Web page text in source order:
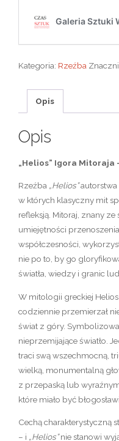
Kategoria: Rzeźba
Opis
Opis
„Helios” Igora Mitoraja
Rzeźba „Helios”autorstwa
w których klasyczny mit
refleksją. Mitoraj, znany
umiejętności
współczesności,
nie po to, by go
światła, wiedzy i granic
W mitologii greckiej Helios
codziennie przemierzał
świat z góry.
nieprzemijające światło.
traci swą wszechmocną,
wielką, monumentalną
z przepaską lub
które miało być
Cechą charakterystyczną
– i „Helios”nie stanowi